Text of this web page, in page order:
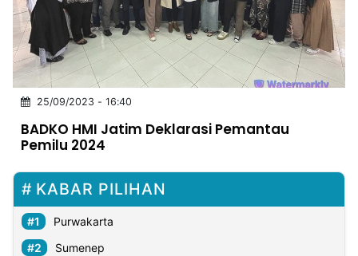
INDONESIA
Partner
NTB
Time
IDN
Jogja
Rakyat
News
Notice
Baru
Follow
Kabarbaru
25/09/2023 - 16:40
BADKO HMI Jatim Deklarasi Pemantau
Pemilu 2024
KABAR PILIHAN
Purwakarta
Sumenep